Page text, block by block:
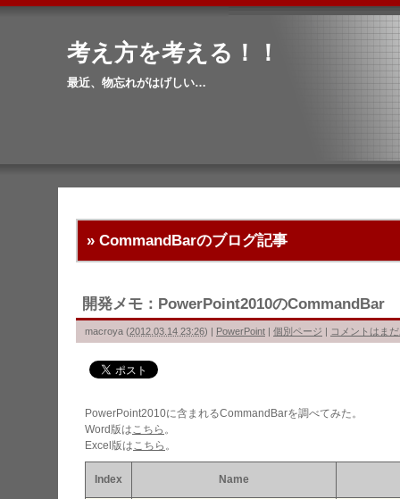
考え方を考える！！
最近、物忘れがはげしい…
» CommandBarのブログ記事
開発メモ：PowerPoint2010のCommandBar
macroya (2012.03.14 23:26) | PowerPoint | 個別ページ | コメントはま
PowerPoint2010に含まれるCommandBarを調べてみた。
Word版はこちら 。
Excel版はこちら 。
Index Name